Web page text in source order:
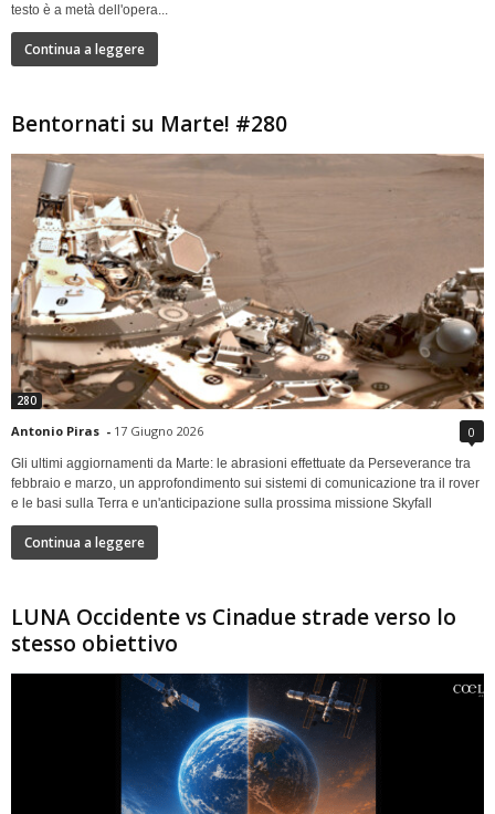
testo è a metà dell'opera...
Continua a leggere
Bentornati su Marte! #280
280
Antonio Piras - 17 Giugno 2026 0
Gli ultimi aggiornamenti da Marte: le abrasioni effettuate da Perseverance tra
febbraio e marzo, un approfondimento sui sistemi di comunicazione tra il rover
e le basi sulla Terra e un'anticipazione sulla prossima missione Skyfall
Continua a leggere
LUNA Occidente vs Cinadue strade verso lo
stesso obiettivo